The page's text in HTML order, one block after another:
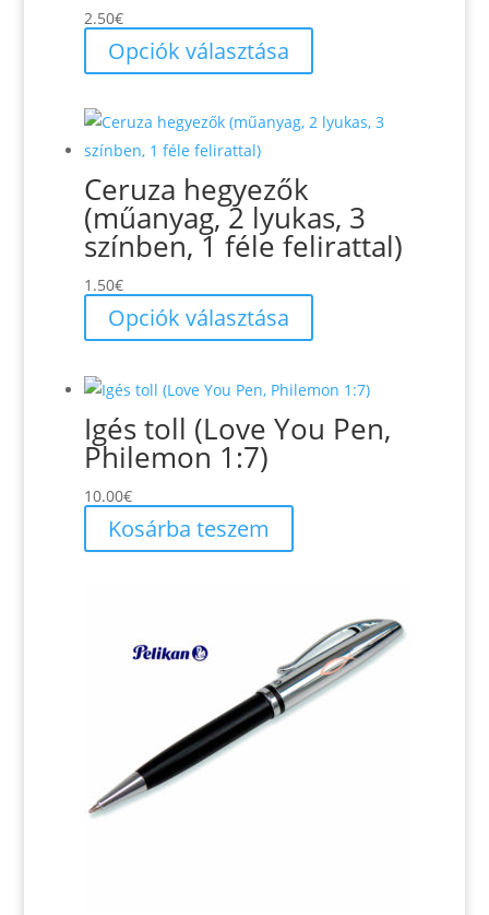
2.50€
Opciók választása
a
több
A
változatok
termékoldalon
Ceruza hegyezők
(műanyag, 2 lyukas, 3
színben, 1 féle felirattal)
1.50€
Opciók választása
a
több
variációja
Igés toll (Love You Pen,
Philemon 1:7)
10.00€
Kosárba teszem